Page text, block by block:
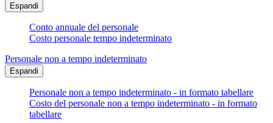
Espandi
Conto annuale del personale
Costo personale tempo indeterminato
Personale non a tempo indeterminato
Espandi
Personale non a tempo indeterminato - in formato tabellare
Costo del personale non a tempo indeterminato - in formato
tabellare